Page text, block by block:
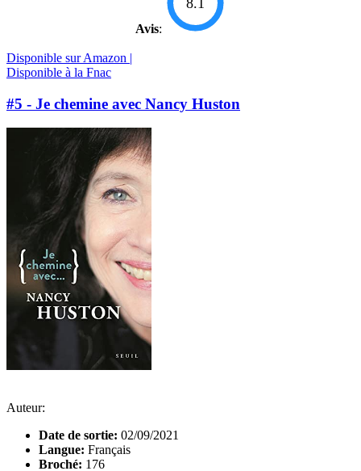
Avis:
Disponible sur Amazon |
Disponible à la Fnac
#5 - Je chemine avec Nancy Huston
Auteur:
Date de sortie: 02/09/2021
Langue: Français
Broché: 176